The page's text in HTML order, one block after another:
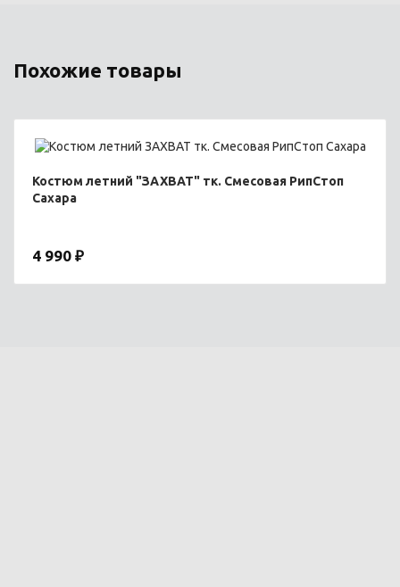
Похожие товары
Костюм летний "ЗАХВАТ" тк. Смесовая РипСтоп
Сахара
4 990 ₽